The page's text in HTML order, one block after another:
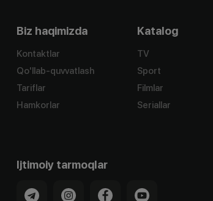
Biz haqimizda
Kontaktlar
Qo'llab-quvvatlash
Tariflar
Hamkorlar
Katalog
TV
Sport
Filmlar
Seriallar
Ijtimoiy tarmoqlar